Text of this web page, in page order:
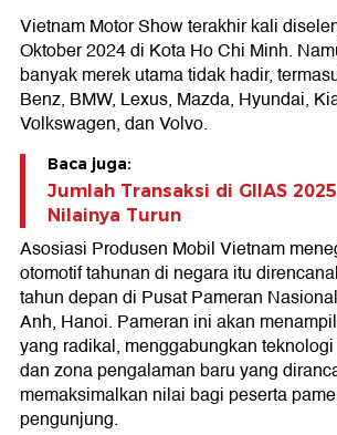
Vietnam Motor Show terakhir kali
Oktober 2024 di Kota Ho Chi Minh.
banyak merek utama tidak hadir,
Benz, BMW, Lexus, Mazda, Hyundai,
Volkswagen, dan Volvo.
Baca juga:
Jumlah Transaksi di GIIAS
Nilainya Turun
Asosiasi Produsen Mobil Vietnam
otomotif tahunan di negara itu
tahun depan di Pusat Pameran
Anh, Hanoi. Pameran ini akan
yang radikal, menggabungkan
dan zona pengalaman baru yang
memaksimalkan nilai bagi peserta
pengunjung.